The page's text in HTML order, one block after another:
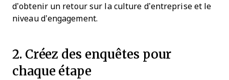
d’obtenir un retour sur la culture d’entreprise et le
niveau d’engagement.
2. Créez des enquêtes pour
chaque étape